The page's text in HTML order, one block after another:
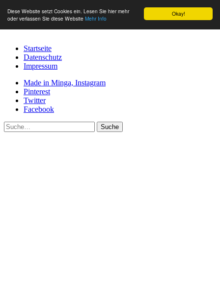
Okay!
Diese Website setzt Cookies ein. Lesen Sie hier mehr
oder verlassen Sie diese Website Mehr Info
Startseite
Datenschutz
Impressum
Made in Minga, Instagram
Pinterest
Twitter
Facebook
Suche